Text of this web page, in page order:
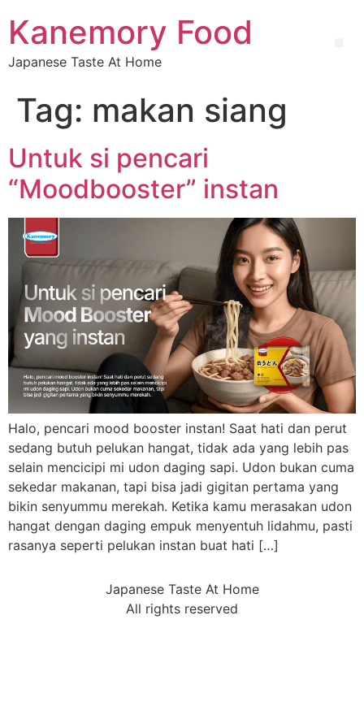
Kanemory Food
Japanese Taste At Home
Tag: makan siang
Untuk si pencari
“Moodbooster” instan
Halo, pencari mood booster instan! Saat hati dan perut
sedang butuh pelukan hangat, tidak ada yang lebih pas
selain mencicipi mi udon daging sapi. Udon bukan cuma
sekedar makanan, tapi bisa jadi gigitan pertama yang
bikin senyummu merekah. Ketika kamu merasakan udon
hangat dengan daging empuk menyentuh lidahmu, pasti
rasanya seperti pelukan instan buat hati […]
Japanese Taste At Home
All rights reserved